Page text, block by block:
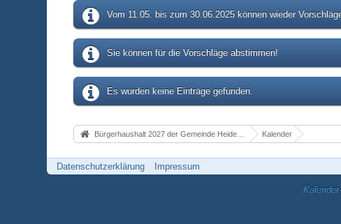
Vom 11.05. bis zum 30.06.2025 können wieder
Sie können für die Vorschläge abstimmen!
Es wurden keine Einträge gefunden.
Bürgerhaushalt 2027 der Gemeinde Heidenrod Kalender
Datenschutzerklärung Impressum